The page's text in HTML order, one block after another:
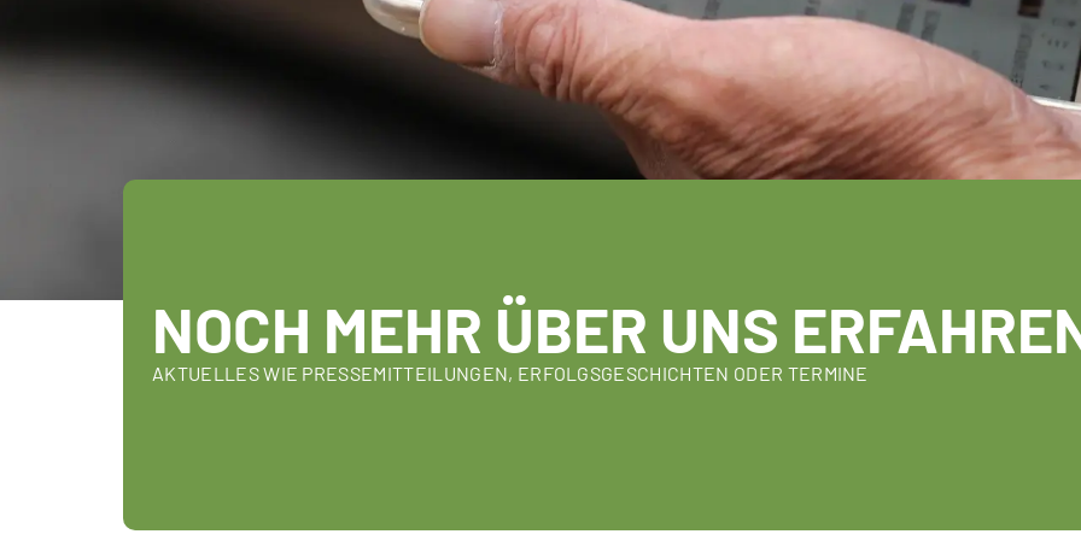
NOCH MEHR ÜBER UNS
AKTUELLES WIE PRESSEMITTEILUNGEN, ERFOLGSGESCHICHTEN ODER TERMINE